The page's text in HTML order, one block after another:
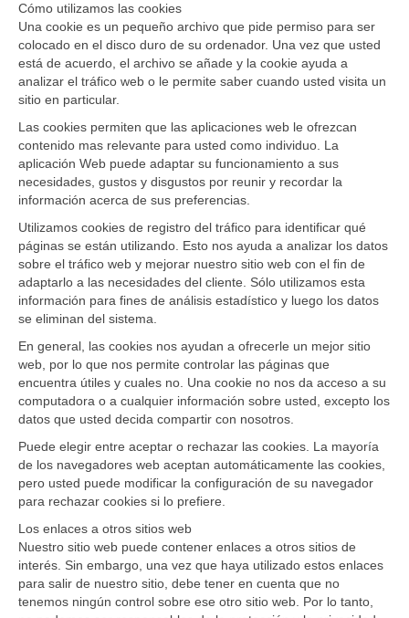
Cómo utilizamos las cookies
Una cookie es un pequeño archivo que pide permiso para ser
colocado en el disco duro de su ordenador. Una vez que usted
está de acuerdo, el archivo se añade y la cookie ayuda a
analizar el tráfico web o le permite saber cuando usted visita un
sitio en particular.
Las cookies permiten que las aplicaciones web le ofrezcan
contenido mas relevante para usted como individuo. La
aplicación Web puede adaptar su funcionamiento a sus
necesidades, gustos y disgustos por reunir y recordar la
información acerca de sus preferencias.
Utilizamos cookies de registro del tráfico para identificar qué
páginas se están utilizando. Esto nos ayuda a analizar los datos
sobre el tráfico web y mejorar nuestro sitio web con el fin de
adaptarlo a las necesidades del cliente. Sólo utilizamos esta
información para fines de análisis estadístico y luego los datos
se eliminan del sistema.
En general, las cookies nos ayudan a ofrecerle un mejor sitio
web, por lo que nos permite controlar las páginas que
encuentra útiles y cuales no. Una cookie no nos da acceso a su
computadora o a cualquier información sobre usted, excepto los
datos que usted decida compartir con nosotros.
Puede elegir entre aceptar o rechazar las cookies. La mayoría
de los navegadores web aceptan automáticamente las cookies,
pero usted puede modificar la configuración de su navegador
para rechazar cookies si lo prefiere.
Los enlaces a otros sitios web
Nuestro sitio web puede contener enlaces a otros sitios de
interés. Sin embargo, una vez que haya utilizado estos enlaces
para salir de nuestro sitio, debe tener en cuenta que no
tenemos ningún control sobre ese otro sitio web. Por lo tanto,